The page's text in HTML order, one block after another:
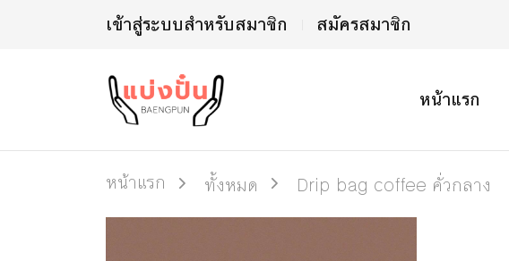
เข้าสู่ระบบสำหรับสมาชิก สมัครสมาชิก
หน้าแรก
หน้าแรก ทั้งหมด
Drip bag coffee คั่วกลาง